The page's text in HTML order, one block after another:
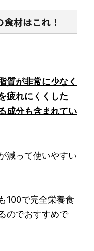
材はこれ！
質が非常に少なく
疲れにくくした
成分も含まれてい
減って使いやすい
100で完全栄養食
のでおすすめで